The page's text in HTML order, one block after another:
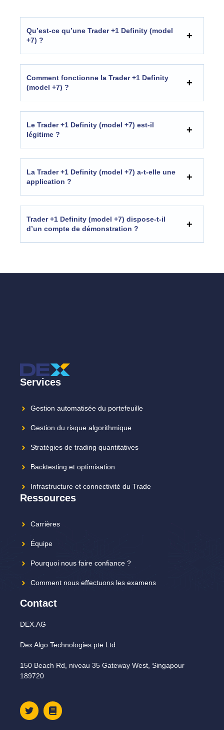
Qu’est-ce qu’une Trader +1 Definity (model
+7) ?
Comment fonctionne la Trader +1 Definity
(model +7) ?
Le Trader +1 Definity (model +7) est-il
légitime ?
La Trader +1 Definity (model +7) a-t-elle une
application ?
Trader +1 Definity (model +7) dispose-t-il
d’un compte de démonstration ?
Services
Gestion automatisée du portefeuille
Gestion du risque algorithmique
Stratégies de trading quantitatives
Backtesting et optimisation
Infrastructure et connectivité du Trade
Ressources
Carrières
Équipe
Pourquoi nous faire confiance ?
Comment nous effectuons les examens
Contact
DEX.AG
Dex Algo Technologies pte Ltd.
150 Beach Rd, niveau 35 Gateway West, Singapour
189720